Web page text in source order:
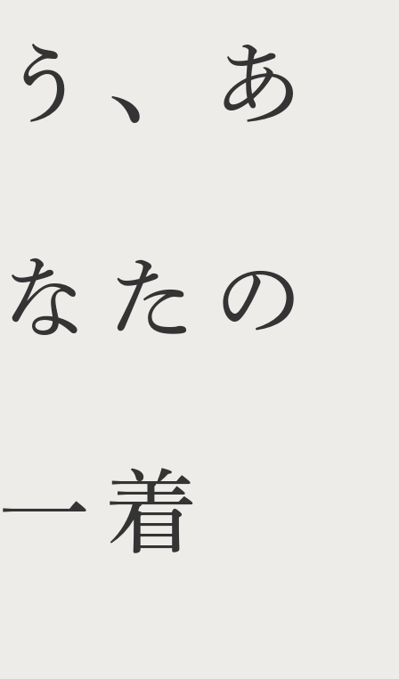
う、あ
なたの
一着